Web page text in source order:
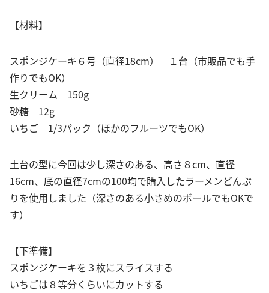
【材料】
スポンジケーキ６号（直径18cm） １台（市販品でも手
作りでもOK）
生クリーム 150g
砂糖 12g
いちご 1/3パック（ほかのフルーツでもOK）
土台の型に今回は少し深さのある、高さ８cm、直径
16cm、底の直径7cmの100均で購入したラーメンどんぶ
りを使用しました（深さのある小さめのボールでもOKで
す）
【下準備】
スポンジケーキを３枚にスライスする
いちごは８等分くらいにカットする